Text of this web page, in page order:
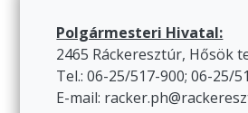
Polgármesteri Hivatal:
2465 Ráckeresztúr, Hősök
Tel.: 06-25/517-900; 06-25/
E-mail: